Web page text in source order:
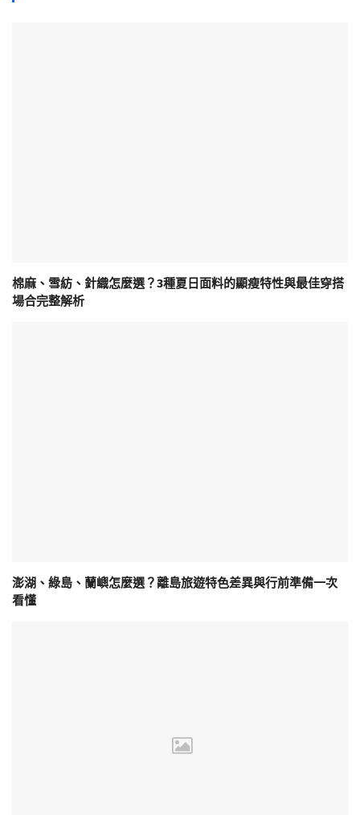
棉麻、雪紡、針織怎麼選？3種夏日面料的顯瘦特性與最佳穿搭
場合完整解析
澎湖、綠島、蘭嶼怎麼選？離島旅遊特色差異與行前準備一次
看懂